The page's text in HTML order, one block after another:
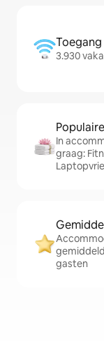
3.930
In
graag:
gasten